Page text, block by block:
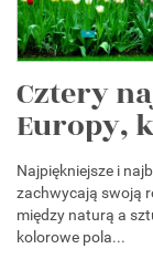
Cztery
Europy,
Najpiękniejsze i
zachwycają swoją
między naturą a
kolorowe pola...